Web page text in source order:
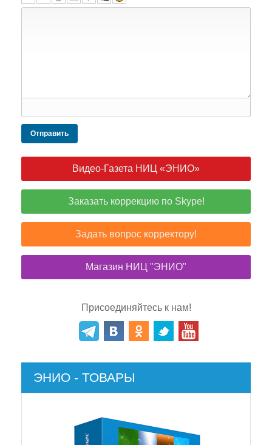
Отправить
Видео-Газета НИЦ «ЭНИО»
Заказать коррекцию по Skype!
Задать вопрос корректору!
Магазин НИЦ "ЭНИО"
Присоединяйтесь к нам!
ЭНИО - ТОВАРЫ